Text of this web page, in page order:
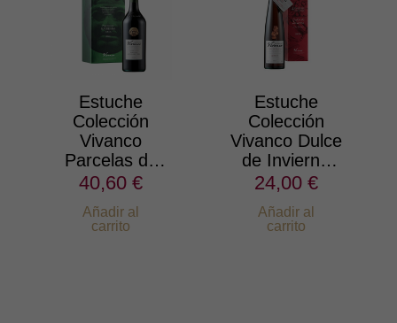
Estuche
Colección
Vivanco
Parcelas de
Maturana Tinta
40,60 €
Añadir al
carrito
Estuche
Colección
Vivanco Dulce
de Invierno
2021
24,00 €
Añadir al
carrito